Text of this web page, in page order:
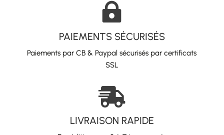

PAIEMENTS SÉCURISÉS
Paiements par CB & Paypal sécurisés par certificats
SSL

LIVRAISON RAPIDE